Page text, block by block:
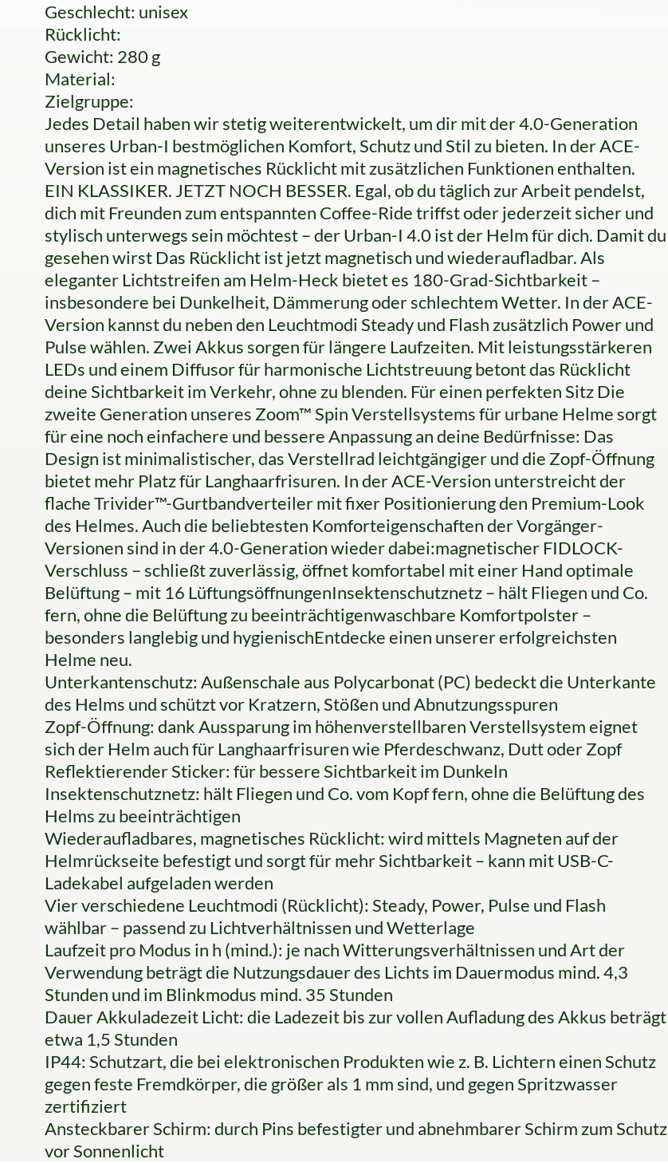
Geschlecht: unisex
Rücklicht:
Gewicht: 280 g
Material:
Zielgruppe:
Jedes Detail haben wir stetig weiterentwickelt, um dir mit der 4.0-Generation
unseres Urban-I bestmöglichen Komfort, Schutz und Stil zu bieten. In der ACE-
Version ist ein magnetisches Rücklicht mit zusätzlichen Funktionen enthalten.
EIN KLASSIKER. JETZT NOCH BESSER. Egal, ob du täglich zur Arbeit pendelst,
dich mit Freunden zum entspannten Coffee-Ride triffst oder jederzeit sicher und
stylisch unterwegs sein möchtest – der Urban-I 4.0 ist der Helm für dich. Damit du
gesehen wirst Das Rücklicht ist jetzt magnetisch und wiederaufladbar. Als
eleganter Lichtstreifen am Helm-Heck bietet es 180-Grad-Sichtbarkeit –
insbesondere bei Dunkelheit, Dämmerung oder schlechtem Wetter. In der ACE-
Version kannst du neben den Leuchtmodi Steady und Flash zusätzlich Power und
Pulse wählen. Zwei Akkus sorgen für längere Laufzeiten. Mit leistungsstärkeren
LEDs und einem Diffusor für harmonische Lichtstreuung betont das Rücklicht
deine Sichtbarkeit im Verkehr, ohne zu blenden. Für einen perfekten Sitz Die
zweite Generation unseres Zoom™ Spin Verstellsystems für urbane Helme sorgt
für eine noch einfachere und bessere Anpassung an deine Bedürfnisse: Das
Design ist minimalistischer, das Verstellrad leichtgängiger und die Zopf-Öffnung
bietet mehr Platz für Langhaarfrisuren. In der ACE-Version unterstreicht der
flache Trivider™-Gurtbandverteiler mit fixer Positionierung den Premium-Look
des Helmes. Auch die beliebtesten Komforteigenschaften der Vorgänger-
Versionen sind in der 4.0-Generation wieder dabei:magnetischer FIDLOCK-
Verschluss – schließt zuverlässig, öffnet komfortabel mit einer Hand optimale
Belüftung – mit 16 LüftungsöffnungenInsektenschutznetz – hält Fliegen und Co.
fern, ohne die Belüftung zu beeinträchtigenwaschbare Komfortpolster –
besonders langlebig und hygienischEntdecke einen unserer erfolgreichsten
Helme neu.
Unterkantenschutz: Außenschale aus Polycarbonat (PC) bedeckt die Unterkante
des Helms und schützt vor Kratzern, Stößen und Abnutzungsspuren
Zopf-Öffnung: dank Aussparung im höhenverstellbaren Verstellsystem eignet
sich der Helm auch für Langhaarfrisuren wie Pferdeschwanz, Dutt oder Zopf
Reflektierender Sticker: für bessere Sichtbarkeit im Dunkeln
Insektenschutznetz: hält Fliegen und Co. vom Kopf fern, ohne die Belüftung des
Helms zu beeinträchtigen
Wiederaufladbares, magnetisches Rücklicht: wird mittels Magneten auf der
Helmrückseite befestigt und sorgt für mehr Sichtbarkeit – kann mit USB-C-
Ladekabel aufgeladen werden
Vier verschiedene Leuchtmodi (Rücklicht): Steady, Power, Pulse und Flash
wählbar – passend zu Lichtverhältnissen und Wetterlage
Laufzeit pro Modus in h (mind.): je nach Witterungsverhältnissen und Art der
Verwendung beträgt die Nutzungsdauer des Lichts im Dauermodus mind. 4,3
Stunden und im Blinkmodus mind. 35 Stunden
Dauer Akkuladezeit Licht: die Ladezeit bis zur vollen Aufladung des Akkus beträgt
etwa 1,5 Stunden
IP44: Schutzart, die bei elektronischen Produkten wie z. B. Lichtern einen Schutz
gegen feste Fremdkörper, die größer als 1 mm sind, und gegen Spritzwasser
zertifiziert
Ansteckbarer Schirm: durch Pins befestigter und abnehmbarer Schirm zum Schutz
vor Sonnenlicht